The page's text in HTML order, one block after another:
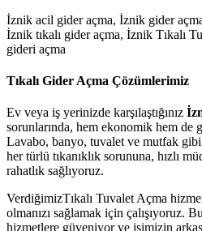
İznik acil gider açma, İznik gider
İznik tıkalı gider açma, İznik Tıkalı
gideri açma
Tıkalı Gider Açma Çözümlerimiz
Ev veya iş yerinizde karşılaştığınız
sorunlarında, hem ekonomik hem de
Lavabo, banyo, tuvalet ve mutfak gibi
her türlü tıkanıklık sorununa, hızlı
rahatlık sağlıyoruz.
VerdiğimizTıkalı Tuvalet Açma
olmanızı sağlamak için çalışıyoruz.
hizmetlere güveniyor ve işimizin